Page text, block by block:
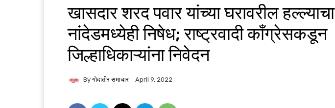
खासदार शरद पवार यांच्या घरावरील हल्ल्याचा
नांदेडमध्येही निषेध; राष्ट्रवादी काँग्रेसकडून
जिल्हाधिकाऱ्यांना निवेदन
By गोदातीर समाचार April 9, 2022